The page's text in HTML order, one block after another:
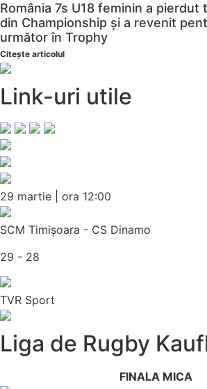
România 7s U18 feminin a pierdut
din Championship și a revenit
următor în Trophy
Citește articolul
Link-uri utile
29 martie | ora 12:00
SCM Timișoara - CS Dinamo
29 - 28
TVR Sport
Liga de Rugby
FINALA MICA